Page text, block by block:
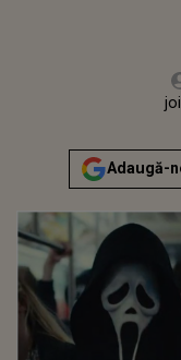
miercuri, 21
Adaugă-